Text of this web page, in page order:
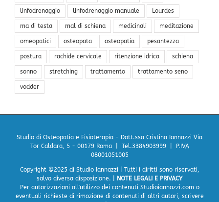
linfodrenaggio linfodrenaggio manuale Lourdes
ma di testa mal di schiena medicinali meditazione
omeopatici osteopata osteopatia pesantezza
postura rachide cervicale ritenzione idrica schiena
sonno stretching trattamento trattamento seno
vodder
Studio di Osteopatia e Fisioterapia - Dott.ssa Cristina Iannazzi Via
Tor Caldara, 5 - 00179 Roma | Tel.3384903999 | P.IVA
08001051005
Copyright ©2025 di Studio Iannazzi | Tutti i diritti sono riservati,
salvo diversa disposizione. |
NOTE LEGALI E PRIVACY
Per autorizzazioni all'utilizzo dei contenuti Studioiannazzi.com o
eventuali richieste di rimozione di contenuti di altri autori, scrivere